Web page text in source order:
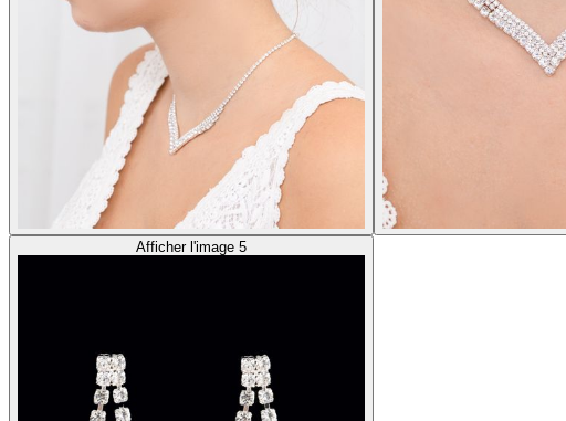
Afficher l'image 5